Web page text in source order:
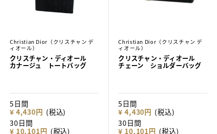
Christian Dior（クリスチャン デ
ィオール）
クリスチャン・ディオール
カナージュ トートバッグ
5日間
¥ 4,430円 (税込)
30日間
¥ 10,101円 (税込)
Christian Dior（クリスチャン デ
ィオール）
クリスチャン・ディオール
チェーン ショルダーバッグ
5日間
¥ 4,430円 (税込)
30日間
¥ 10,101円 (税込)